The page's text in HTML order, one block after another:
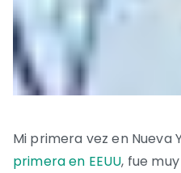
Mi primera vez en Nueva
primera en EEUU, fue